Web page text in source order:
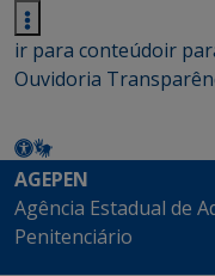
ir para conteúdoir
Ouvidoria
AGEPEN
Agência Estadual de
Penitenciário